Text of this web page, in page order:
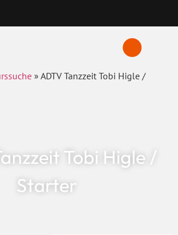
» ADTV Tanzzeit Tobi Higle /
Tobi Higle /
Starter